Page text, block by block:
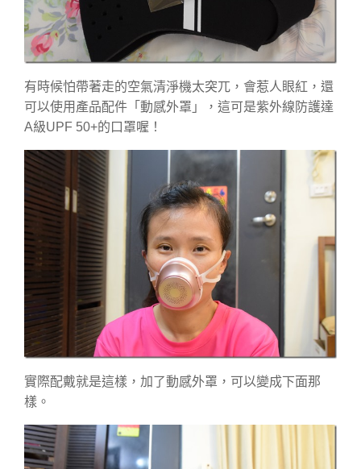
有時候怕帶著走的空氣清淨機太突兀，會惹人眼紅，還
可以使用產品配件「動感外罩」，這可是紫外線防護達
A級UPF 50+的口罩喔！
實際配戴就是這樣，加了動感外罩，可以變成下面那
樣。